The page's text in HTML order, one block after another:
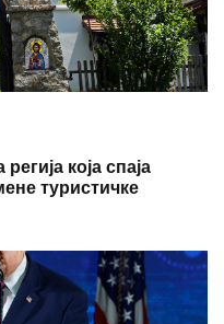
која спаја
туристичке